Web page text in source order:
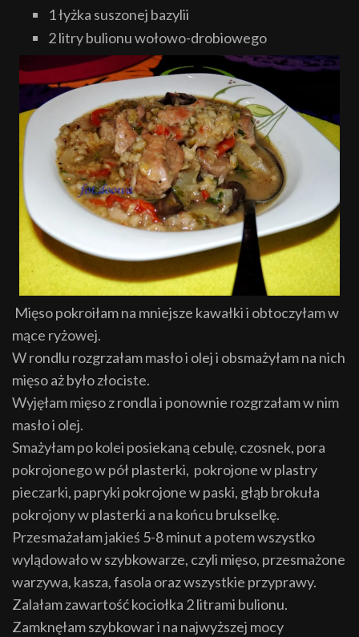
1 łyżka suszonej bazylii
2 litry bulionu wołowo-drobiowego
Mięso pokroiłam na mniejsze kawałki i obtoczyłam w
mące ryżowej.
W rondlu rozgrzałam masło i olej i obsmażyłam na nich
mięso aż było złociste.
Wyjęłam mięso z rondla i ponownie rozgrzałam w nim
masło i olej.
Smażyłam po kolei posiekaną cebulę, czosnek, pora
pokrojonego w pół plasterki, pokrojone w plastry
pieczarki, papryki pokrojone w paski, głąb brokuła
pokrojony w plasterki a na końcu brukselkę.
Przesmażałam jakieś 5-8 minut a potem wszystko
wylądowało w szybkowarze, czyli mięso, przesmażone
warzywa, kasza, fasola oraz wszystkie przyprawy.
Zalałam zawartość kociołka 2 litrami bulionu.
Zamknęłam szybkowar i na najwyższej mocy